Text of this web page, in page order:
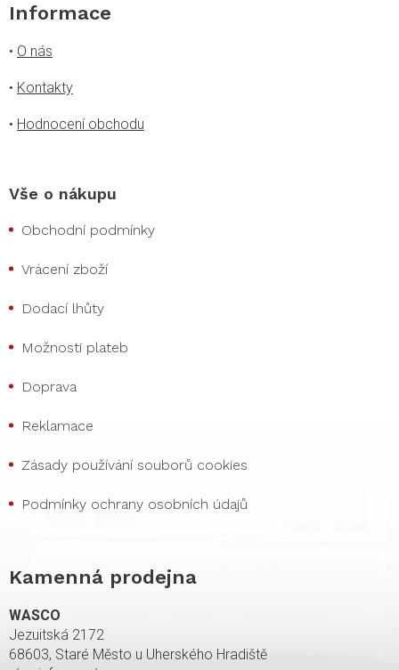
Informace
• O nás
• Kontakty
• Hodnocení obchodu
Vše o nákupu
Obchodní podmínky
Vrácení zboží
Dodací lhůty
Možnosti plateb
Doprava
Reklamace
Zásady používání souborů cookies
Podmínky ochrany osobních údajů
Kamenná prodejna
WASCO
Jezuitská 2172
68603, Staré Město u Uherského Hradiště